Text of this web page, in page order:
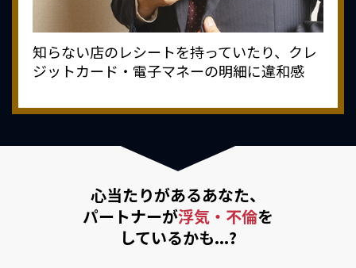
知らない店のレシートを持っていたり、クレ
ジットカード・電子マネーの明細に違和感
心当たりがあるあなた、
パートナーが浮気・不倫を
しているかも...?